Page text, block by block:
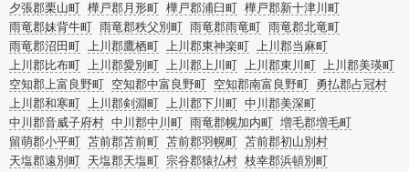
夕張郡栗山町 樺戸郡月形町 樺戸郡浦臼町 樺戸郡新十津川町
雨竜郡妹背牛町 雨竜郡秩父別町 雨竜郡雨竜町 雨竜郡北竜町
雨竜郡沼田町 上川郡鷹栖町 上川郡東神楽町 上川郡当麻町
上川郡比布町 上川郡愛別町 上川郡上川町 上川郡東川町 上川郡美瑛町
空知郡上富良野町 空知郡中富良野町 空知郡南富良野町 勇払郡占冠村
上川郡和寒町 上川郡剣淵町 上川郡下川町 中川郡美深町
中川郡音威子府村 中川郡中川町 雨竜郡幌加内町 増毛郡増毛町
留萌郡小平町 苫前郡苫前町 苫前郡羽幌町 苫前郡初山別村
天塩郡遠別町 天塩郡天塩町 宗谷郡猿払村 枝幸郡浜頓別町